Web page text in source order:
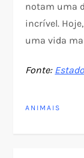
notam uma
incrível.
uma vida
Fonte:
ANIMAIS